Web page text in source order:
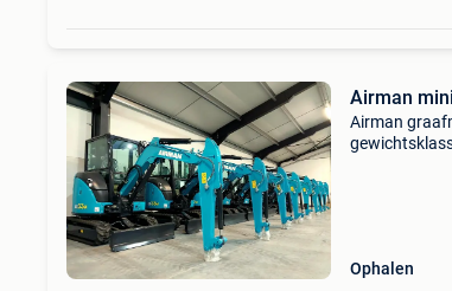
Airman
Airman
Ophalen